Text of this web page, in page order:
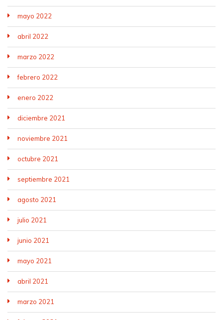
mayo 2022
abril 2022
marzo 2022
febrero 2022
enero 2022
diciembre 2021
noviembre 2021
octubre 2021
septiembre 2021
agosto 2021
julio 2021
junio 2021
mayo 2021
abril 2021
marzo 2021